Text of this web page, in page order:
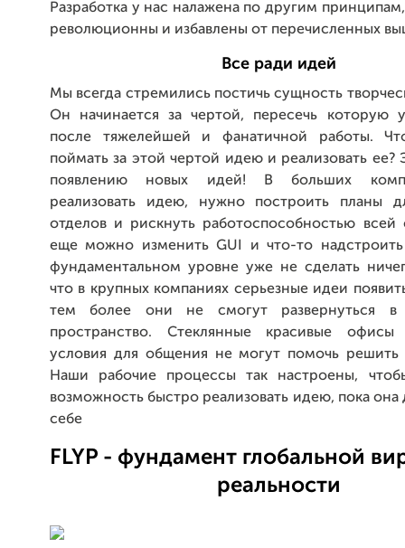
Разработка у нас налажена по другим
революционны и избавлены от перечисленных
Все ради идей
Мы всегда стремились постичь сущность
Он начинается за чертой, пересечь которую
после тяжелейшей и фанатичной работы.
поймать за этой чертой идею и реализовать ее?
появлению новых идей! В больших
реализовать идею, нужно построить планы
отделов и рискнуть работоспособностью всей
еще можно изменить GUI и что-то
фундаментальном уровне уже не сделать
что в крупных компаниях серьезные идеи
тем более они не смогут развернуться в
пространство. Стеклянные красивые
условия для общения не могут помочь решить
Наши рабочие процессы так настроены,
возможность быстро реализовать идею, пока она
себе
FLYP - фундамент глобальной
реальности